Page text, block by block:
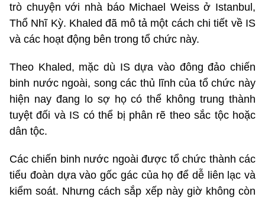
trò chuyện với nhà báo Michael Weiss ở Istanbul,
Thổ Nhĩ Kỳ. Khaled đã mô tả một cách chi tiết về IS
và các hoạt động bên trong tổ chức này.
Theo Khaled, mặc dù IS dựa vào đông đảo chiến
binh nước ngoài, song các thủ lĩnh của tổ chức này
hiện nay đang lo sợ họ có thể không trung thành
tuyệt đối và IS có thể bị phân rẽ theo sắc tộc hoặc
dân tộc.
Các chiến binh nước ngoài được tổ chức thành các
tiểu đoàn dựa vào gốc gác của họ để dễ liên lạc và
kiểm soát. Nhưng cách sắp xếp này giờ không còn